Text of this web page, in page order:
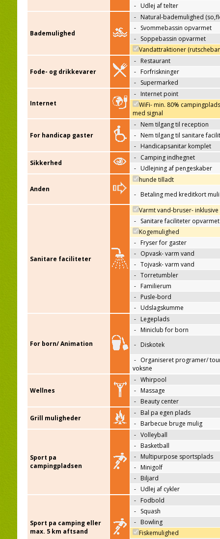
- Udlej af telter
Bademulighed
- Natural-bademulighed
- Svommebassin opvarmet
- Soppebassin opvarmet
Vandattraktioner
Fode- og drikkevarer
- Restaurant
- Forfriskninger
- Supermarked
Internet
- Internet point
WiFi- min. 80%
med signal
For handicap gaster
- Nem tilgang til reception
- Nem tilgang til sanitare
- Handicapsanitar komplet
Sikkerhed
- Camping indhegnet
- Udlejning af pengeskaber
Anden
hunde tilladt
- Betaling med kreditkort
Sanitare faciliteter
Varmt vand-bruser- inklusive
- Sanitare faciliteter opvarmet
Kogemulighed
- Fryser for gaster
- Opvask- varm vand
- Tojvask- varm vand
- Torretumbler
- Familierum
- Pusle-bord
- Udslagskumme
For born/ Animation
- Legeplads
- Miniclub for born
- Diskotek
- Organiseret programer/
voksne
Wellnes
- Whirpool
- Massage
- Beauty center
Grill muligheder
- Bal pa egen plads
- Barbecue bruge mulig
Sport pa
campingpladsen
- Volleyball
- Basketball
- Multipurpose sportsplads
- Minigolf
- Biljard
- Udlej af cykler
Sport pa camping eller
max. 5 km aftsand
- Fodbold
- Squash
- Bowling
Fiskemulighed